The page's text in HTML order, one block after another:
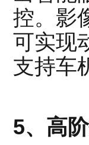
控。影
可实现
支持车
5、高